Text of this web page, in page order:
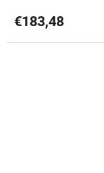
€183,48